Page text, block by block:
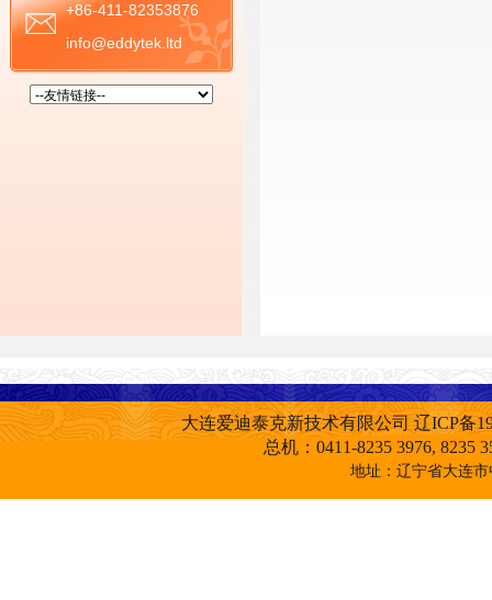
+86-411-82353876
info@eddytek.ltd
大连爱迪泰克新技术有限公司 辽ICP备
总机：0411-8235 3976, 8235
地址：辽宁省大连